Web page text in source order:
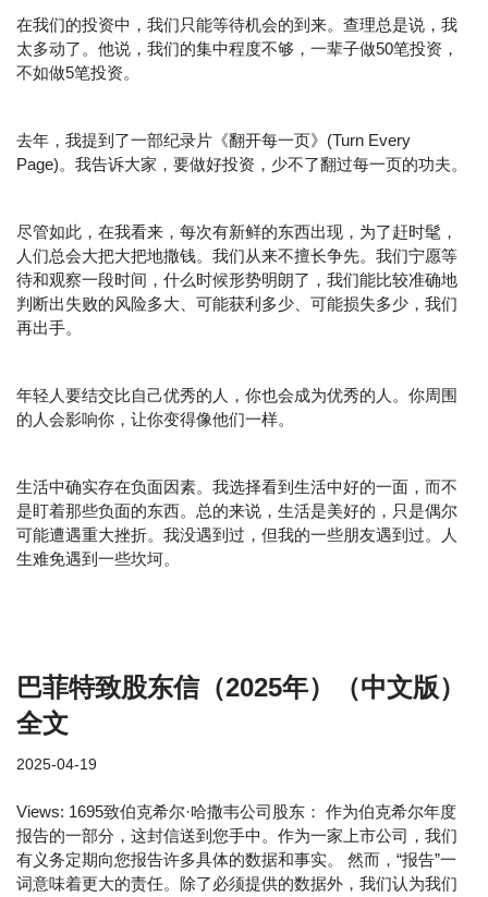
在我们的投资中，我们只能等待机会的到来。查理总是说，我
太多动了。他说，我们的集中程度不够，一辈子做50笔投资，
不如做5笔投资。
去年，我提到了一部纪录片《翻开每一页》(Turn Every
Page)。我告诉大家，要做好投资，少不了翻过每一页的功夫。
尽管如此，在我看来，每次有新鲜的东西出现，为了赶时髦，
人们总会大把大把地撒钱。我们从来不擅长争先。我们宁愿等
待和观察一段时间，什么时候形势明朗了，我们能比较准确地
判断出失败的风险多大、可能获利多少、可能损失多少，我们
再出手。
年轻人要结交比自己优秀的人，你也会成为优秀的人。你周围
的人会影响你，让你变得像他们一样。
生活中确实存在负面因素。我选择看到生活中好的一面，而不
是盯着那些负面的东西。总的来说，生活是美好的，只是偶尔
可能遭遇重大挫折。我没遇到过，但我的一些朋友遇到过。人
生难免遇到一些坎坷。
巴菲特致股东信（2025年）（中文版）
全文
2025-04-19
Views: 1695致伯克希尔·哈撒韦公司股东： 作为伯克希尔年度
报告的一部分，这封信送到您手中。作为一家上市公司，我们
有义务定期向您报告许多具体的数据和事实。 然而，“报告”一
词意味着更大的责任。除了必须提供的数据外，我们认为我们